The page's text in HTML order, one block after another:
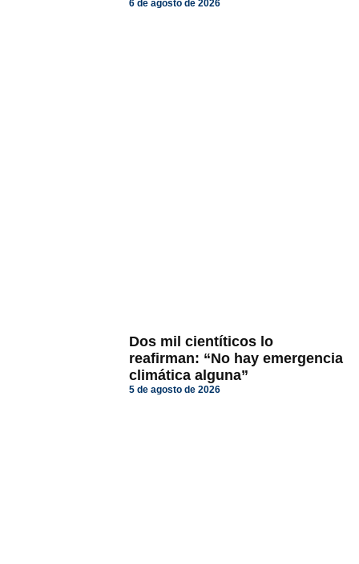
6 de agosto de 2026
Dos mil cientíticos lo
reafirman: “No hay emergencia
climática alguna”
5 de agosto de 2026